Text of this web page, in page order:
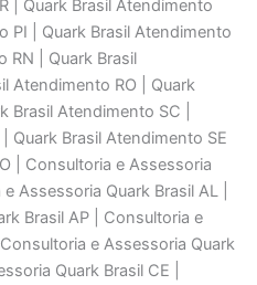
| Quark Brasil Atendimento
PI | Quark Brasil Atendimento
RN | Quark Brasil
Atendimento RO | Quark
Brasil Atendimento SC |
Quark Brasil Atendimento SE
| Consultoria e Assessoria
Assessoria Quark Brasil AL |
Brasil AP | Consultoria e
e Assessoria Quark
Quark Brasil CE |